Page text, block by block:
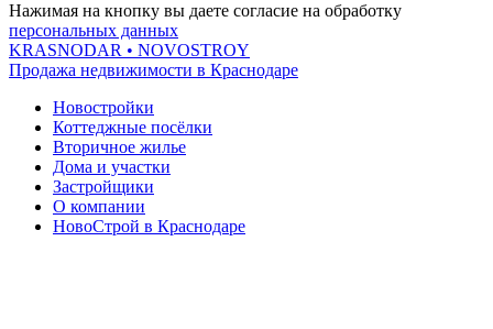
Нажимая на кнопку вы даете согласие на обработку
персональных данных
KRASNODAR • NOVOSTROY
Продажа недвижимости в Краснодаре
Новостройки
Коттеджные посёлки
Вторичное жилье
Дома и участки
Застройщики
О компании
НовоСтрой в Краснодаре